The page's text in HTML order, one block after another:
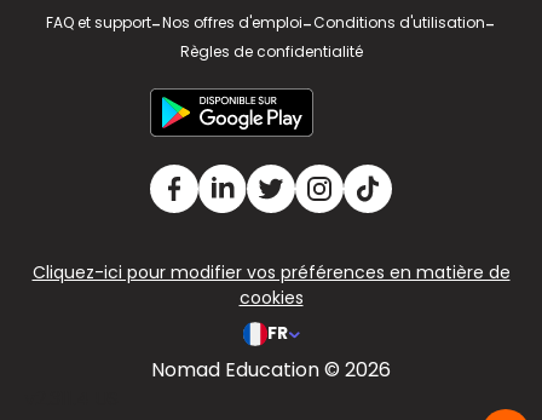
FAQ et support-Nos offres d'emploi-Conditions d'utilisation-
Règles de confidentialité
Cliquez-ici pour modifier vos préférences en matière de
cookies
FR
Nomad Education © 2026